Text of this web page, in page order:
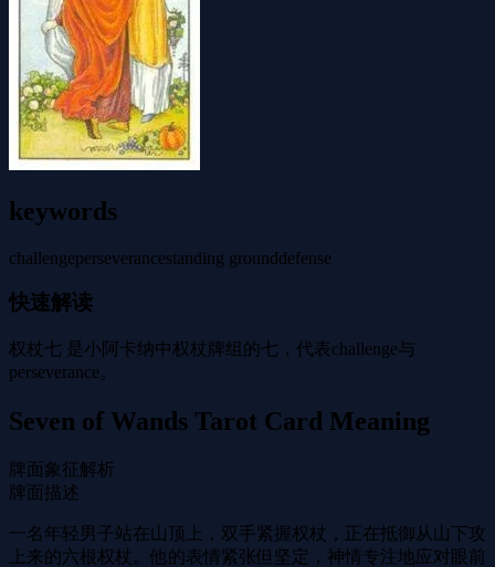
keywords
challengeperseverancestanding grounddefense
快速解读
权杖七 是小阿卡纳中权杖牌组的七，代表challenge与
perseverance。
Seven of Wands Tarot Card Meaning
牌面象征解析
牌面描述
一名年轻男子站在山顶上，双手紧握权杖，正在抵御从山下攻
上来的六根权杖。他的表情紧张但坚定，神情专注地应对眼前